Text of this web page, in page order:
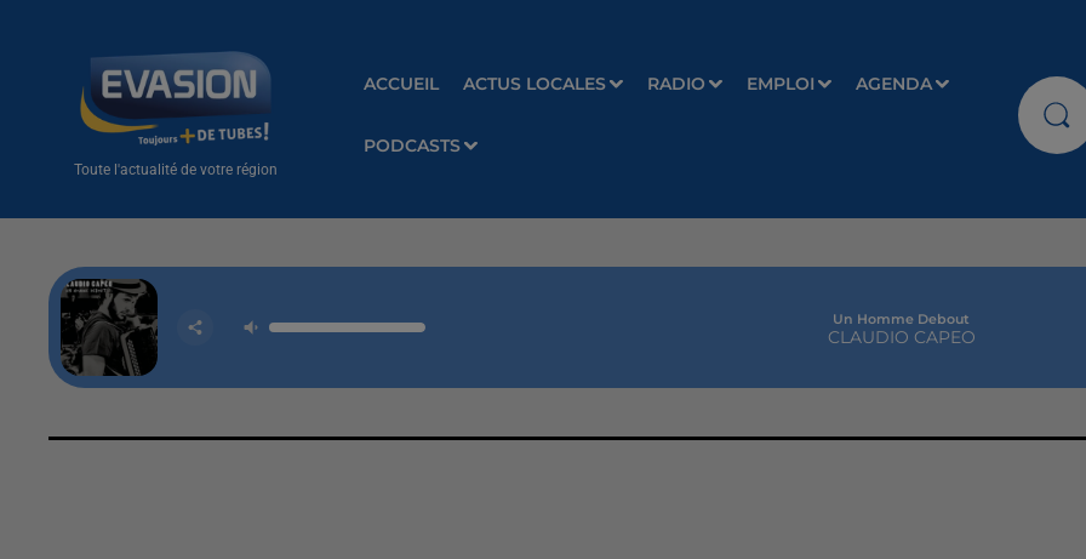
Toute l'actualité de votre région
ACCUEIL ACTUS LOCALES RADIO EMPLOI AGENDA
PODCASTS
Un Homme Debout
CLAUDIO CAPEO